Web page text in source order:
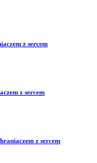
z sercem
z sercem
z sercem